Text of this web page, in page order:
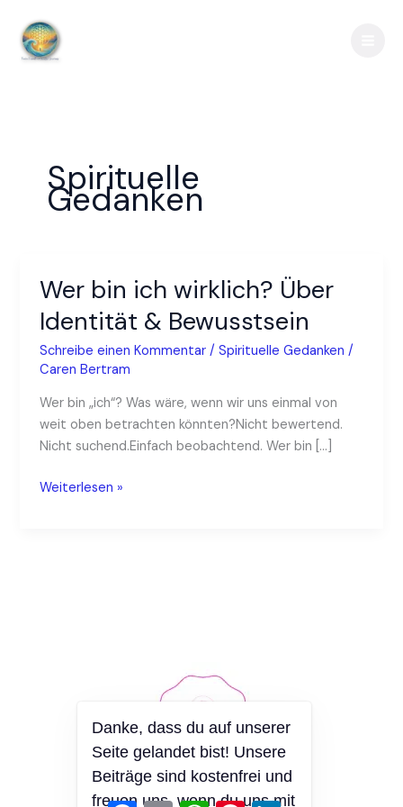
Inhalt
springen
Spirituelle
Gedanken
Wer bin ich wirklich? Über
Identität & Bewusstsein
Schreibe einen Kommentar /Spirituelle Gedanken /
Caren Bertram
Wer bin „ich“? Was wäre, wenn wir uns einmal von
weit oben betrachten könnten?Nicht bewertend.
Nicht suchend.Einfach beobachtend. Wer bin […]
Wer
ich
wirklich?
Über
&
Bewusstsein
Weiterlesen »
Danke, dass du auf unserer
Seite gelandet bist! Unsere
Beiträge sind kostenfrei und
freuen uns, wenn du uns mit